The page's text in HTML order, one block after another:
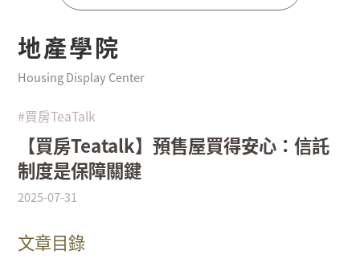
地產學院
Housing Display Center
#買房TeaTalk
【買房Teatalk】預售屋買得安心：信託
制度是保障關鍵
2025-07-31
文章目錄